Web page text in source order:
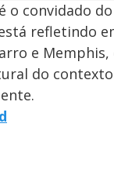
convidado do
refletindo
e
do